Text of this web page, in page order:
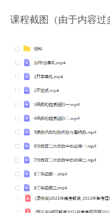
课程截图（由于内容过